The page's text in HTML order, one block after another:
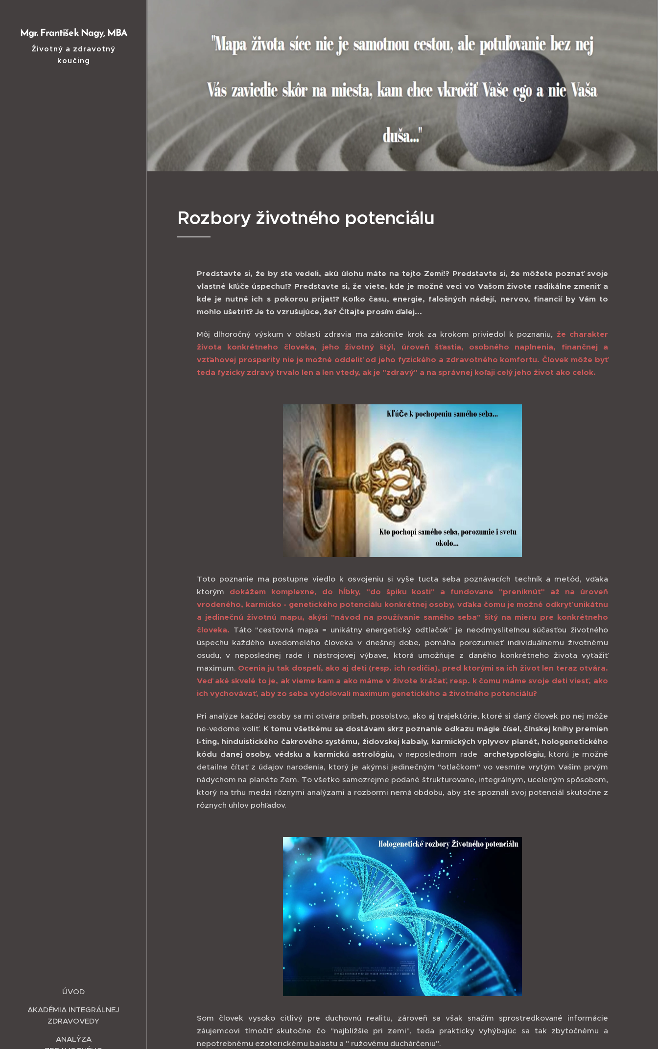
Mgr. František Nagy, MBA
Životný a zdravotný
koučing
ÚVOD
AKADÉMIA INTEGRÁLNEJ
ZDRAVOVEDY
ANALÝZA
Rozbory životného potenciálu
Predstavte si, že by ste vedeli, akú úlohu máte na tejto Zemi!? Predstavte si, že môžete poznať svoje
vlastné kľúče úspechu!? Predstavte si, že viete, kde je možné veci vo Vašom živote radikálne zmeniť a
kde je nutné ich s pokorou prijať!? Koľko času, energie, falošných nádejí, nervov, financií by Vám to
mohlo ušetriť? Je to vzrušujúce, že? Čítajte prosím ďalej...
Môj dlhoročný výskum v oblasti zdravia ma zákonite krok za krokom priviedol k poznaniu, že charakter
života konkrétneho človeka, jeho životný štýl, úroveň šťastia, osobného naplnenia, finančnej a
vzťahovej prosperity nie je možné oddeliť od jeho fyzického a zdravotného komfortu. Človek môže byť
teda fyzicky zdravý trvalo len a len vtedy, ak je "zdravý" a na správnej koľaji celý jeho život ako celok.
Toto poznanie ma postupne viedlo k osvojeniu si vyše tucta seba poznávacích techník a metód, vďaka
ktorým dokážem komplexne, do hĺbky, "do špiku kosti" a fundovane "preniknúť" až na úroveň
vrodeného, karmicko - genetického potenciálu konkrétnej osoby, vďaka čomu je možné odkryť unikátnu
a jedinečnú životnú mapu, akýsi "návod na používanie samého seba" šitý na mieru pre konkrétneho
človeka. Táto "cestovná mapa = unikátny energetický odtlačok" je neodmysliteľnou súčasťou životného
úspechu každého uvedomelého človeka v dnešnej dobe, pomáha porozumieť individuálnemu životnému
osudu, v neposlednej rade i nástrojovej výbave, ktorá umožňuje z daného konkrétneho života vyťažiť
maximum. Ocenia ju tak dospelí, ako aj deti (resp. ich rodičia), pred ktorými sa ich život len teraz otvára.
Veď aké skvelé to je, ak vieme kam a ako máme v živote kráčať, resp. k čomu máme svoje deti viesť, ako
ich vychovávať, aby zo seba vydolovali maximum genetického a životného potenciálu?
Pri analýze každej osoby sa mi otvára príbeh, posolstvo, ako aj trajektórie, ktoré si daný človek po nej môže
ne-vedome voliť. K tomu všetkému sa dostávam skrz poznanie odkazu mágie čísel, čínskej knihy premien
I-ting, hinduistického čakrového systému, židovskej kabaly, karmických vplyvov planét, hologenetického
kódu danej osoby, védsku a karmickú astrológiu, v neposlednom rade archetypológiu, ktorú je možné
detailne čítať z údajov narodenia, ktorý je akýmsi jedinečným "otlačkom" vo vesmíre vrytým Vašim prvým
nádychom na planéte Zem. To všetko samozrejme podané štrukturovane, integrálnym, uceleným spôsobom,
ktorý na trhu medzi rôznymi analýzami a rozbormi nemá obdobu, aby ste spoznali svoj potenciál skutočne z
rôznych uhlov pohľadov.
Som človek vysoko citlivý pre duchovnú realitu, zároveň sa však snažím sprostredkované informácie
záujemcovi tlmočiť skutočne čo "najbližšie pri zemi", teda prakticky vyhýbajúc sa tak zbytočnému a
nepotrebnému ezoterickému balastu a " ružovému duchárčeniu".